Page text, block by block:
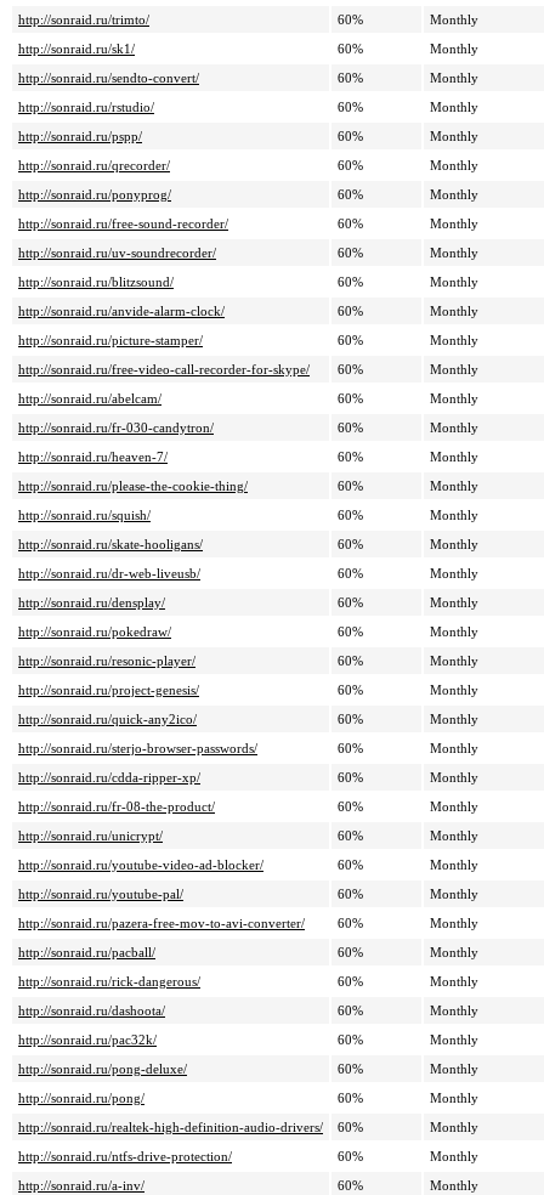
http://sonraid.ru/trimto/
60%
Monthly
http://sonraid.ru/sk1/
60%
Monthly
http://sonraid.ru/sendto-convert/
60%
Monthly
http://sonraid.ru/rstudio/
60%
Monthly
http://sonraid.ru/pspp/
60%
Monthly
http://sonraid.ru/qrecorder/
60%
Monthly
http://sonraid.ru/ponyprog/
60%
Monthly
http://sonraid.ru/free-sound-recorder/
60%
Monthly
http://sonraid.ru/uv-soundrecorder/
60%
Monthly
http://sonraid.ru/blitzsound/
60%
Monthly
http://sonraid.ru/anvide-alarm-clock/
60%
Monthly
http://sonraid.ru/picture-stamper/
60%
Monthly
http://sonraid.ru/free-video-call-recorder-for-skype/
60%
Monthly
http://sonraid.ru/abelcam/
60%
Monthly
http://sonraid.ru/fr-030-candytron/
60%
Monthly
http://sonraid.ru/heaven-7/
60%
Monthly
http://sonraid.ru/please-the-cookie-thing/
60%
Monthly
http://sonraid.ru/squish/
60%
Monthly
http://sonraid.ru/skate-hooligans/
60%
Monthly
http://sonraid.ru/dr-web-liveusb/
60%
Monthly
http://sonraid.ru/densplay/
60%
Monthly
http://sonraid.ru/pokedraw/
60%
Monthly
http://sonraid.ru/resonic-player/
60%
Monthly
http://sonraid.ru/project-genesis/
60%
Monthly
http://sonraid.ru/quick-any2ico/
60%
Monthly
http://sonraid.ru/sterjo-browser-passwords/
60%
Monthly
http://sonraid.ru/cdda-ripper-xp/
60%
Monthly
http://sonraid.ru/fr-08-the-product/
60%
Monthly
http://sonraid.ru/unicrypt/
60%
Monthly
http://sonraid.ru/youtube-video-ad-blocker/
60%
Monthly
http://sonraid.ru/youtube-pal/
60%
Monthly
http://sonraid.ru/pazera-free-mov-to-avi-converter/
60%
Monthly
http://sonraid.ru/pacball/
60%
Monthly
http://sonraid.ru/rick-dangerous/
60%
Monthly
http://sonraid.ru/dashoota/
60%
Monthly
http://sonraid.ru/pac32k/
60%
Monthly
http://sonraid.ru/pong-deluxe/
60%
Monthly
http://sonraid.ru/pong/
60%
Monthly
http://sonraid.ru/realtek-high-definition-audio-drivers/
60%
Monthly
http://sonraid.ru/ntfs-drive-protection/
60%
Monthly
http://sonraid.ru/a-inv/
60%
Monthly